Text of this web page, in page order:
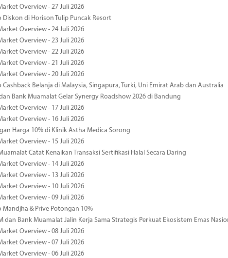
Overview - 27 Juli 2026
Diskon di Horison Tulip Puncak Resort
Overview - 24 Juli 2026
Overview - 23 Juli 2026
Overview - 22 Juli 2026
Overview - 21 Juli 2026
Overview - 20 Juli 2026
Cashback Belanja di Malaysia, Singapura, Turki, Uni Emirat Arab dan Australia
Bank Muamalat Gelar Synergy Roadshow 2026 di Bandung
Overview - 17 Juli 2026
Overview - 16 Juli 2026
Harga 10% di Klinik Astha Medica Sorong
Overview - 15 Juli 2026
Catat Kenaikan Transaksi Sertifikasi Halal Secara Daring
Overview - 14 Juli 2026
Overview - 13 Juli 2026
Overview - 10 Juli 2026
Overview - 09 Juli 2026
Mandjha & Prive Potongan 10%
dan Bank Muamalat Jalin Kerja Sama Strategis Perkuat Ekosistem Emas
Overview - 08 Juli 2026
Overview - 07 Juli 2026
Overview - 06 Juli 2026